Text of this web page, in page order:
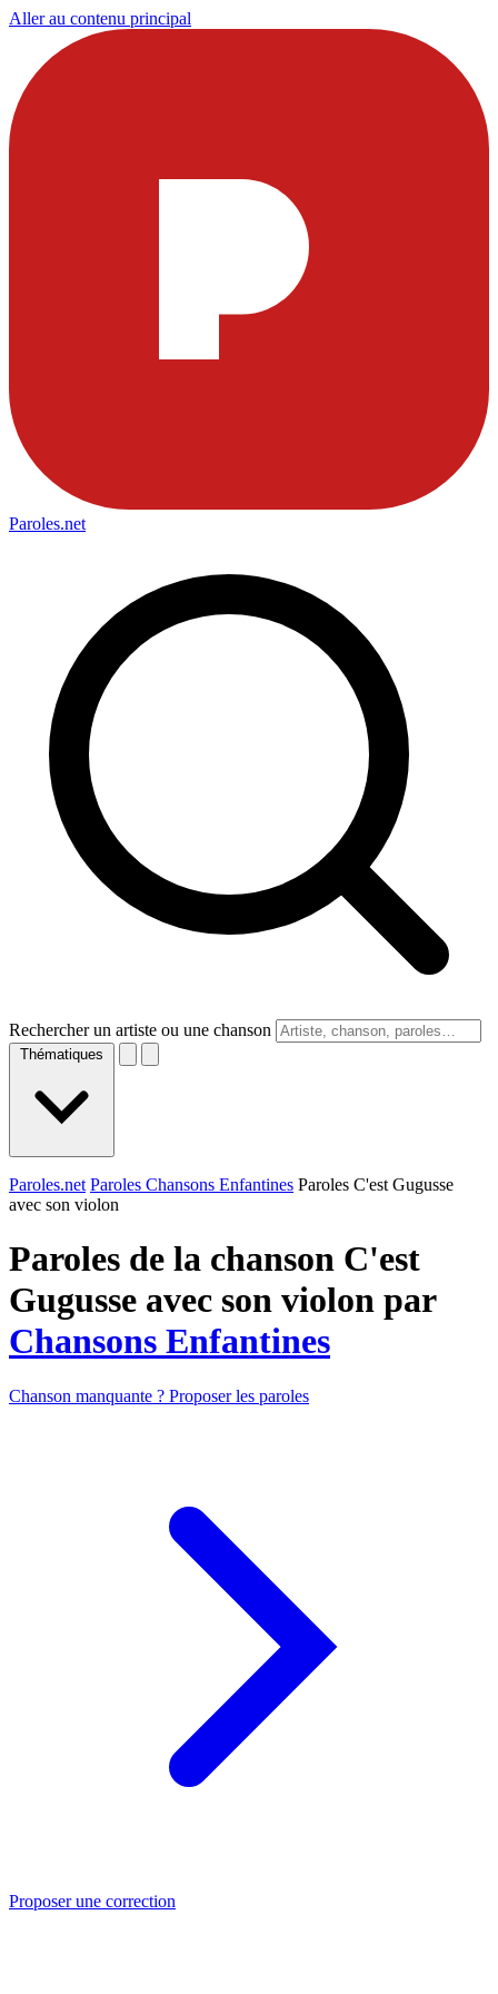
Aller au contenu principal
Paroles.net
Rechercher un artiste ou une chanson
Thématiques
Paroles.net Paroles Chansons Enfantines Paroles C'est Gugusse
avec son violon
Paroles de la chanson C'est
Gugusse avec son violon par
Chansons Enfantines
Chanson manquante ? Proposer les paroles
Proposer une correction